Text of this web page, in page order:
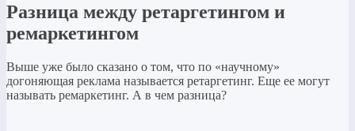
Разница между ретаргетингом и
ремаркетингом
Выше уже было сказано о том, что по «научному»
догоняющая реклама называется ретаргетинг. Еще ее могут
называть ремаркетинг. А в чем разница?